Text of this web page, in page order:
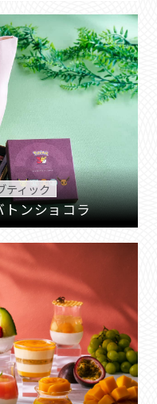
ティック
トンショコラ